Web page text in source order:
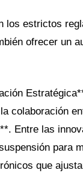
los estrictos
ofrecer un
colaboración
Entre las
para
que